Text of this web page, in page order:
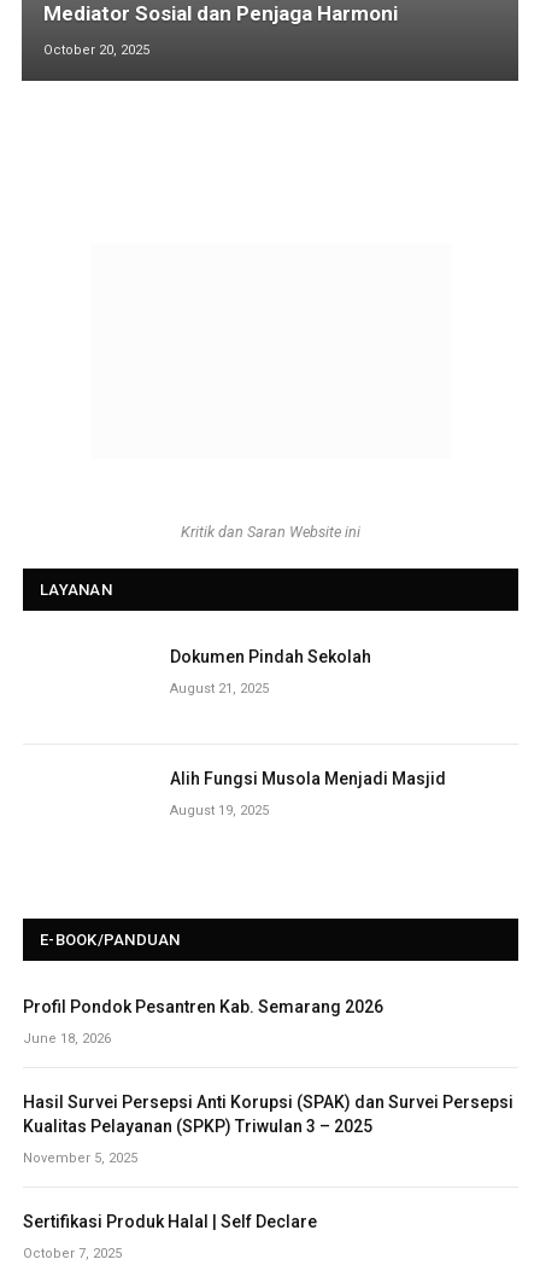
Mediator Sosial dan Penjaga Harmoni
October 20, 2025
Kritik dan Saran Website ini
LAYANAN
Dokumen Pindah Sekolah
August 21, 2025
Alih Fungsi Musola Menjadi Masjid
August 19, 2025
E-BOOK/PANDUAN
Profil Pondok Pesantren Kab. Semarang 2026
June 18, 2026
Hasil Survei Persepsi Anti Korupsi (SPAK) dan Survei Persepsi
Kualitas Pelayanan (SPKP) Triwulan 3 – 2025
November 5, 2025
Sertifikasi Produk Halal | Self Declare
October 7, 2025